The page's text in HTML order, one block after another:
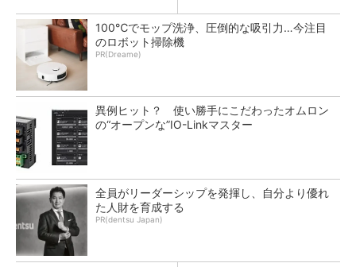
100℃でモップ洗浄、圧倒的な吸引力…今注目
のロボット掃除機
PR(Dreame)
異例ヒット？ 使い勝手にこだわったオムロン
の“オープンな”IO-Linkマスター
全員がリーダーシップを発揮し、自分より優れ
た人財を育成する
PR(dentsu Japan)